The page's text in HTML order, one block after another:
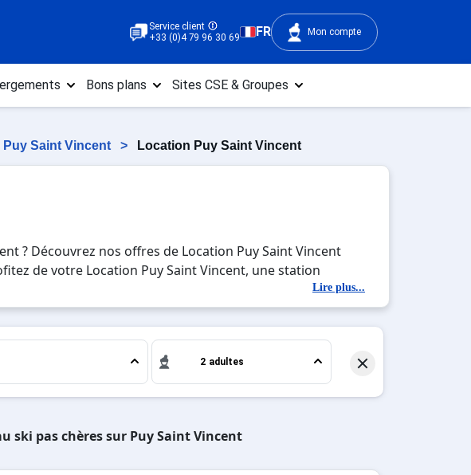
Service client
+33 (0)4 79 96 30 69
FR Mon compte
Bons plans Sites CSE & Groupes
Saint Vincent > Location Puy Saint Vincent
? Découvrez nos offres de Location Puy Saint Vincent
de votre Location Puy Saint Vincent, une station
et des activités en totale immersion avec la beauté des
, en famille ou entre amis, c'est l'occasion parfaite
Lire plus...
2 adultes
ski pas chères sur Puy Saint Vincent